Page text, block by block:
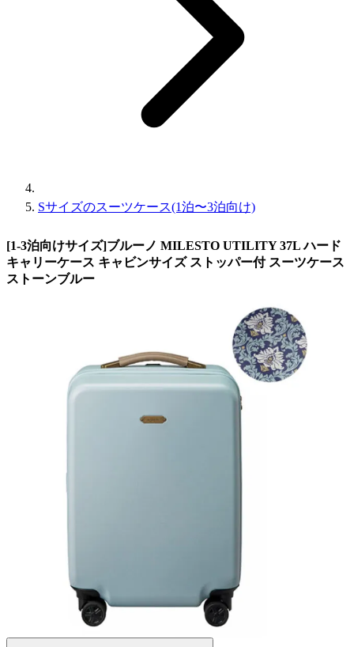
Sサイズのスーツケース(1泊〜3泊向け)
[1-3泊向けサイズ]ブルーノ MILESTO UTILITY 37L ハード
キャリーケース キャビンサイズ ストッパー付 スーツケース
ストーンブルー